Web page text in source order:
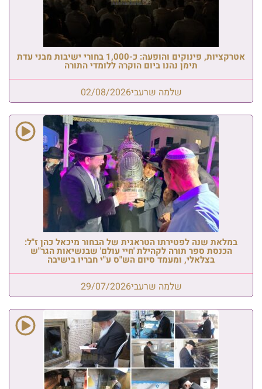
אטרקציות, פינוקים והופעה: כ-1,000 בחורי ישיבות מבני עדת
תימן נהנו ביום הוקרה ללומדי התורה
שלמה שרעבי02/08/2026
במלאת שנה לפטירתו הטראגית של הבחור מיכאל כהן ז"ל:
הכנסת ספר תורה לקהילת 'חיי עולם' שבנשיאות הגר"ש
בצלאלי, ומעמד סיום הש"ס ע"י חבריו בישיבה
שלמה שרעבי29/07/2026